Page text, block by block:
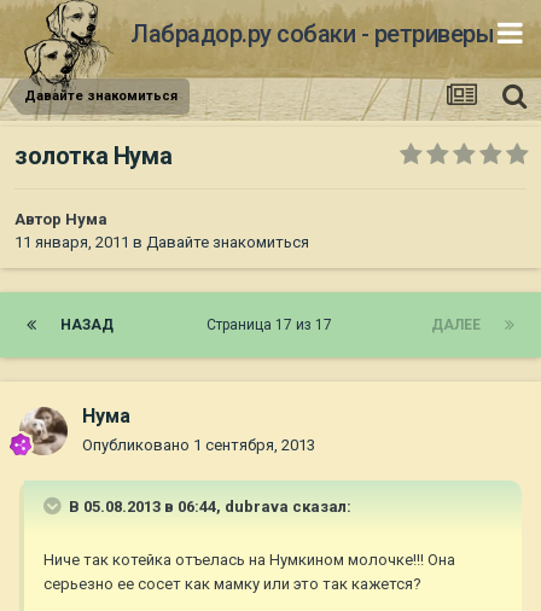
Лабрадор.ру собаки - ретриверы
Давайте знакомиться
золотка Нума
Автор Нума
11 января, 2011 в Давайте знакомиться
НАЗАД ДАЛЕЕ
Страница 17 из 17
Нума
Опубликовано 1 сентября, 2013
В 05.08.2013 в 06:44, dubrava сказал:
Ниче так котейка отъелась на Нумкином молочке!!! Она
серьезно ее сосет как мамку или это так кажется?